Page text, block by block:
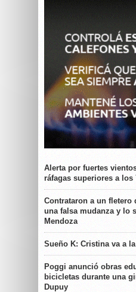
Alerta por fuertes
ráfagas superiores a los
Contrataron a un fletero
una falsa mudanza y lo
Mendoza
Sueño K: Cristina va a
Poggi anunció obras
bicicletas durante una
Dupuy